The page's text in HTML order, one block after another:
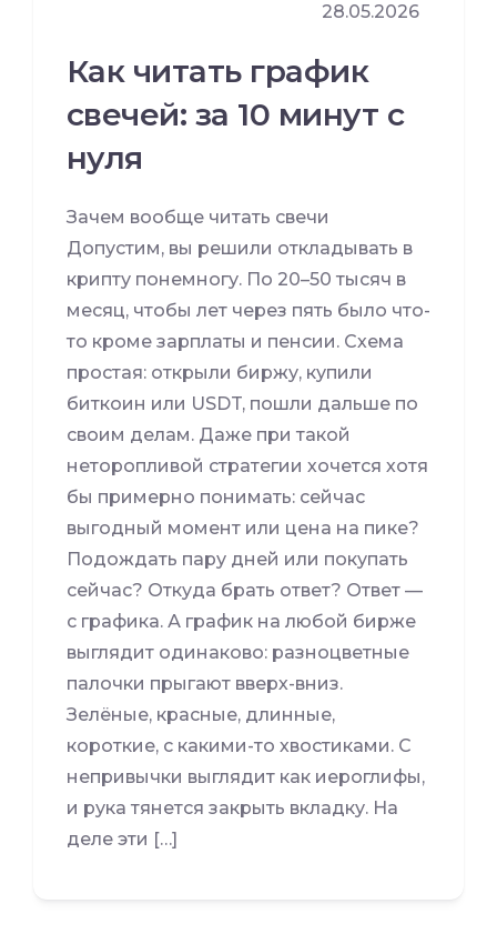
28.05.2026
Как читать график
свечей: за 10 минут с
нуля
Зачем вообще читать свечи
Допустим, вы решили откладывать в
крипту понемногу. По 20–50 тысяч в
месяц, чтобы лет через пять было что-
то кроме зарплаты и пенсии. Схема
простая: открыли биржу, купили
биткоин или USDT, пошли дальше по
своим делам. Даже при такой
неторопливой стратегии хочется хотя
бы примерно понимать: сейчас
выгодный момент или цена на пике?
Подождать пару дней или покупать
сейчас? Откуда брать ответ? Ответ —
с графика. А график на любой бирже
выглядит одинаково: разноцветные
палочки прыгают вверх-вниз.
Зелёные, красные, длинные,
короткие, с какими-то хвостиками. С
непривычки выглядит как иероглифы,
и рука тянется закрыть вкладку. На
деле эти […]